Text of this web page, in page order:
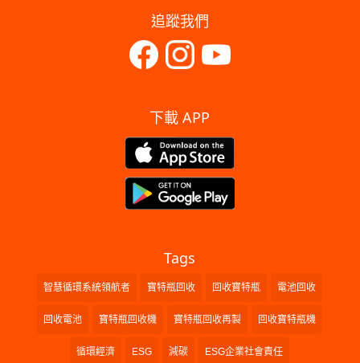
追蹤我們
下載 APP
Tags
智慧循環系統領航者 寶特瓶回收 回收寶特瓶 電池回收
回收電池 寶特瓶回收機 寶特瓶回收再製 回收寶特瓶機
循環經濟 ESG 減碳 ESG企業社會責任